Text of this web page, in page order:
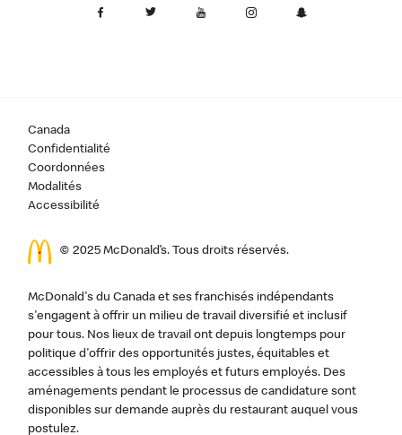
Canada
Confidentialité
Coordonnées
Modalités
Accessibilité
© 2025 McDonald’s. Tous droits réservés.
McDonald's du Canada et ses franchisés indépendants
s'engagent à offrir un milieu de travail diversifié et inclusif
pour tous. Nos lieux de travail ont depuis longtemps pour
politique d'offrir des opportunités justes, équitables et
accessibles à tous les employés et futurs employés. Des
aménagements pendant le processus de candidature sont
disponibles sur demande auprès du restaurant auquel vous
postulez.